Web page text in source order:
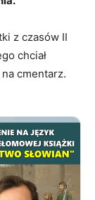
z czasów II
chciał
cmentarz.